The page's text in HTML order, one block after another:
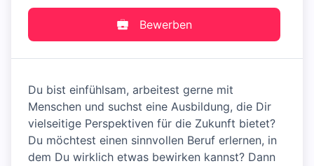
Bewerben
Du bist einfühlsam, arbeitest gerne mit
Menschen und suchst eine Ausbildung, die Dir
vielseitige Perspektiven für die Zukunft bietet?
Du möchtest einen sinnvollen Beruf erlernen, in
dem Du wirklich etwas bewirken kannst? Dann